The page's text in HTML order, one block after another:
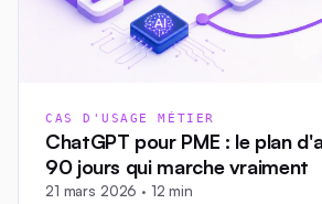
CAS D'USAGE MÉTIER
ChatGPT pour PME : le plan
90 jours qui marche vraiment
21 mars 2026 · 12 min